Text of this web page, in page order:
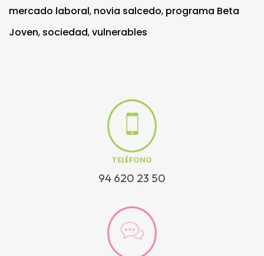
mercado laboral, novia salcedo, programa Beta
Joven, sociedad,vulnerables
TELÉFONO
94 620 23 50